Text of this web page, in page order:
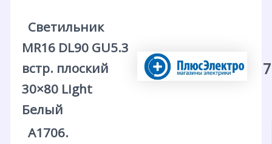
Светильник
MR16 DL90 GU5.3
встр. плоский
30×80 Light
Белый
А1706.